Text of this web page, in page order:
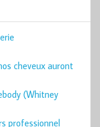
cheveux auront
(Whitney
professionnel